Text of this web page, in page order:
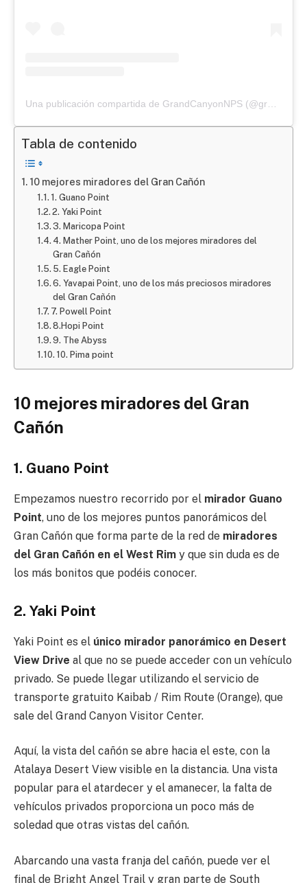
Tabla de contenido
10 mejores miradores del Gran Cañón
1. Guano Point
2. Yaki Point
3. Maricopa Point
4. Mather Point, uno de los mejores miradores del
Gran Cañón
5. Eagle Point
6. Yavapai Point, uno de los más preciosos miradores
del Gran Cañón
7. Powell Point
8.Hopi Point
9. The Abyss
10. Pima point
10 mejores miradores del Gran
Cañón
1. Guano Point
Empezamos nuestro recorrido por el mirador Guano
Point, uno de los mejores puntos panorámicos del
Gran Cañón que forma parte de la red de miradores
del Gran Cañón en el West Rim y que sin duda es de
los más bonitos que podéis conocer.
2. Yaki Point
Yaki Point es el único mirador panorámico en Desert
View Drive al que no se puede acceder con un vehículo
privado. Se puede llegar utilizando el servicio de
transporte gratuito Kaibab / Rim Route (Orange), que
sale del Grand Canyon Visitor Center.
Aquí, la vista del cañón se abre hacia el este, con la
Atalaya Desert View visible en la distancia. Una vista
popular para el atardecer y el amanecer, la falta de
vehículos privados proporciona un poco más de
soledad que otras vistas del cañón.
Abarcando una vasta franja del cañón, puede ver el
final de Bright Angel Trail y gran parte de South